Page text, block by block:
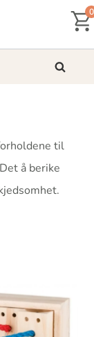
0
Søk
til
å berike